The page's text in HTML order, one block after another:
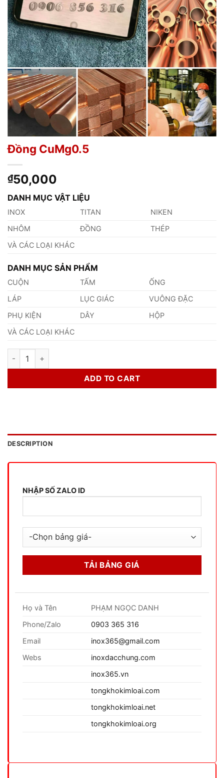
Đồng CuMg0.5
₫50,000
DANH MỤC VẬT LIỆU
INOX TITAN
NIKEN
NHÔM
ĐỒNG
THÉP
VÀ CÁC LOẠI KHÁC
DANH MỤC SẢN PHẨM
CUỘN TẤM
ỐNG
LÁP
LỤC GIÁC
VUÔNG ĐẶC
PHỤ KIỆN
DÂY
HỘP
VÀ CÁC LOẠI KHÁC
Đồng CuMg0.5 quantity
ADD TO CART
DESCRIPTION
NHẬP SỐ ZALO ID
Họ và Tên
PHẠM NGỌC DANH
Phone/Zalo
0903 365 316
Email
inox365@gmail.com
Webs
inoxdacchung.com
inox365.vn
tongkhokimloai.com
tongkhokimloai.net
tongkhokimloai.org